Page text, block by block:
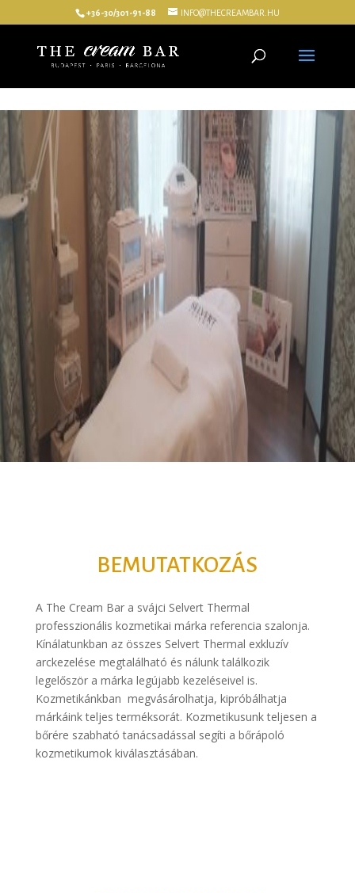
+36-30/301-91-88 INFO@THECREAMBAR.HU
BEMUTATKOZÁS
A The Cream Bar a svájci Selvert Thermal
professzionális kozmetikai márka referencia szalonja.
Kínálatunkban az összes Selvert Thermal exkluzív
arckezelése megtalálható és nálunk találkozik
legelőször a márka legújabb kezeléseivel is.
Kozmetikánkban megvásárolhatja, kipróbálhatja
márkáink teljes terméksorát. Kozmetikusunk teljesen a
bőrére szabható tanácsadással segíti a bőrápoló
kozmetikumok kiválasztásában.